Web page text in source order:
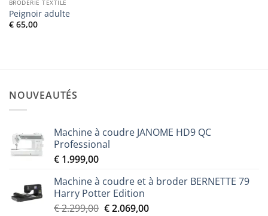
BRODERIE TEXTILE
Peignoir adulte
€65,00
NOUVEAUTÉS
Machine à coudre JANOME HD9 QC
Professional
€ 1.999,00
Machine à coudre et à broder BERNETTE 79
Harry Potter Edition
€2.299,00 Le
€2.069,00Le